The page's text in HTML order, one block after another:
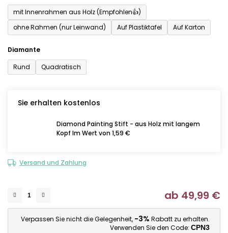
mit Innenrahmen aus Holz (Empfohlen👍)
ohne Rahmen (nur Leinwand)
Auf Plastiktafel Auf Karton
Diamante
Rund
Quadratisch
Sie erhalten kostenlos
Diamond Painting Stift - aus Holz mit langem
Kopf Im Wert von 1,59 €
Versand und Zahlung
ab 49,99 €
Verpassen Sie nicht die Gelegenheit, -3% Rabatt zu erhalten.
Verwenden Sie den Code: CPN3